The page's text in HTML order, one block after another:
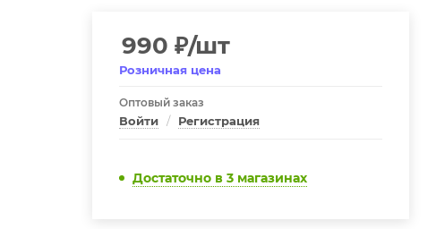
990 ₽/шт
Розничная цена
Оптовый заказ
Войти / Регистрация
Достаточно в 3 магазинах